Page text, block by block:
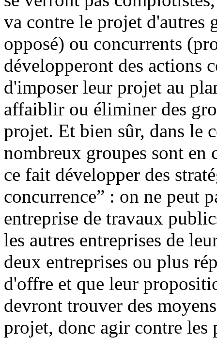
va contre le projet d'autres
opposé) ou concurrents
développeront des actions
d'imposer leur projet au
affaiblir ou éliminer des
projet. Et bien sûr, dans le
nombreux groupes sont en
ce fait développer des
concurrence” : on ne peut
entreprise de travaux
les autres entreprises de
deux entreprises ou plus
d'offre et que leur
devront trouver des
projet, donc agir contre les